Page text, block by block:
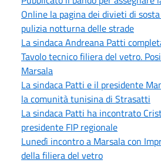
Online la pagina dei divieti di
pulizia notturna delle strade
La sindaca Andreana Patti
Tavolo tecnico filiera del vetro.
Marsala
La sindaca Patti e il presidente
la comunità tunisina di Strasatti
La sindaca Patti ha incontrato
presidente FIP regionale
Lunedì incontro a Marsala con
della filiera del vetro